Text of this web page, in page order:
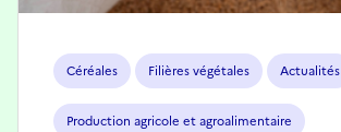
Céréales Filières végétales Actualités
Production agricole et agroalimentaire